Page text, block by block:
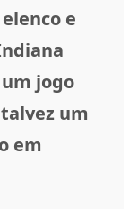
e
um jogo
um
em